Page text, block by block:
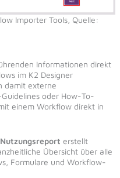
Importer Tools, Quelle:
Informationen direkt
im K2 Designer
damit externe
oder How-To-
einem Workflow direkt in
Nutzungsreport erstellt
Übersicht über alle
Formulare und Workflow-